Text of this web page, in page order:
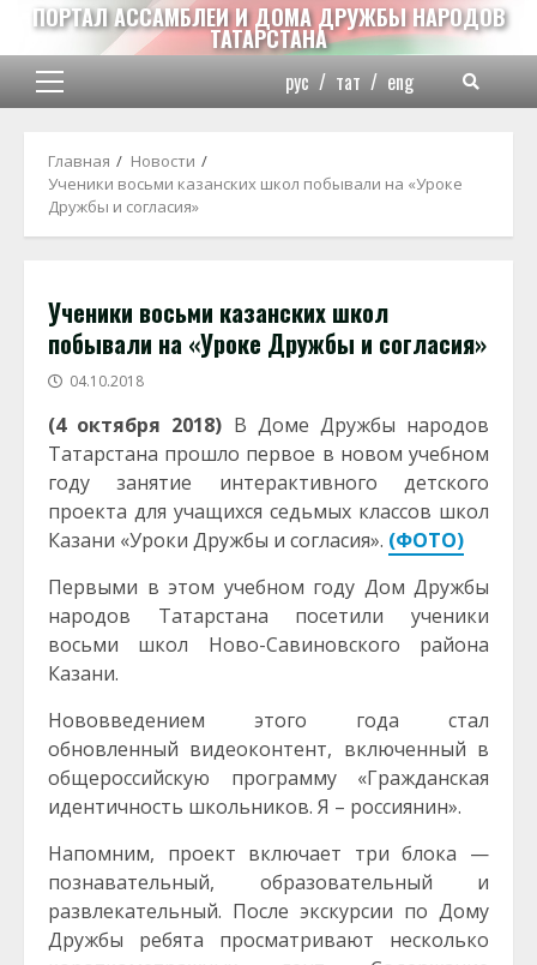
Перейти
содержимому
ПОРТАЛ АССАМБЛЕИ И ДОМА ДРУЖБЫ НАРОДОВ
ТАТАРСТАНА
Основное
рус / тат / eng
Главная
Новости
Ученики восьми казанских школ побывали на «Уроке
Дружбы и согласия»
Ученики восьми казанских школ
побывали на «Уроке Дружбы и согласия»
04.10.2018
(4 октября 2018) В Доме Дружбы народов
Татарстана прошло первое в новом учебном
году занятие интерактивного детского
проекта для учащихся седьмых классов школ
Казани «Уроки Дружбы и согласия». (ФОТО)
Первыми в этом учебном году Дом Дружбы
народов Татарстана посетили ученики
восьми школ Ново-Савиновского района
Казани.
Нововведением этого года стал
обновленный видеоконтент, включенный в
общероссийскую программу «Гражданская
идентичность школьников. Я – россиянин».
Напомним, проект включает три блока —
познавательный, образовательный и
развлекательный. После экскурсии по Дому
Дружбы ребята просматривают несколько